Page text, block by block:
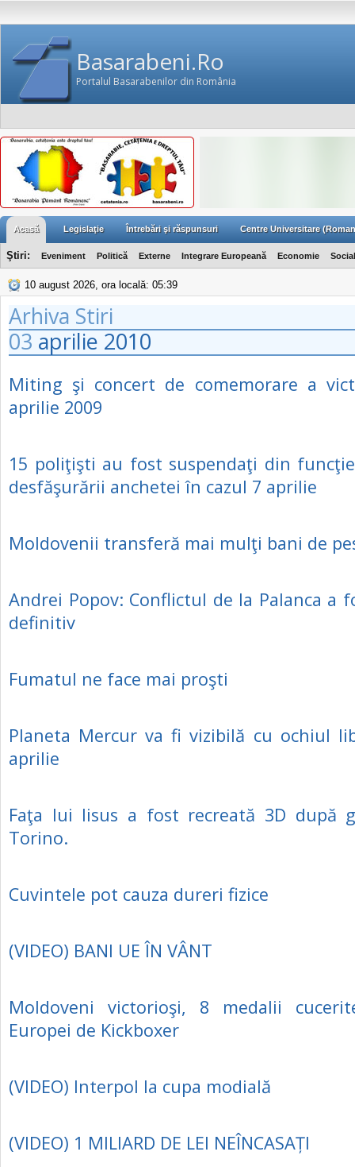
Basarabeni.Ro
Portalul Basarabenilor din România
Acasă Legislaţie Întrebări şi răspunsuri Centre Universitare
Ştiri: Eveniment Politică Externe Integrare Europeană Economie Social
10 august 2026, ora locală: 05:39
Arhiva Stiri
03 aprilie 2010
Miting şi concert de comemorare a
aprilie 2009
15 poliţişti au fost suspendaţi din
desfăşurării anchetei în cazul 7 aprilie
Moldovenii transferă mai mulţi bani de
Andrei Popov: Conflictul de la Palanca a
definitiv
Fumatul ne face mai proşti
Planeta Mercur va fi vizibilă cu ochiul
aprilie
Faţa lui Iisus a fost recreată 3D după
Torino.
Cuvintele pot cauza dureri fizice
(VIDEO) BANI UE ÎN VÂNT
Moldoveni victorioşi, 8 medalii
Europei de Kickboxer
(VIDEO) Interpol la cupa modială
(VIDEO) 1 MILIARD DE LEI NEÎNCASAȚI